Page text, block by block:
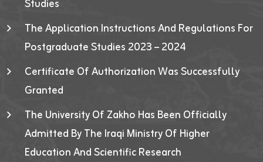
Studies
The Application Instructions And Regulations For
Postgraduate Studies 2023 – 2024
Certificate Of Authorization Was Successfully
Granted
The University Of Zakho Has Been Officially
Admitted By The Iraqi Ministry Of Higher
Education And Scientific Research